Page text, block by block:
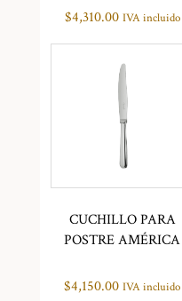
$4,310.00 IVA incluido
CUCHILLO PARA
POSTRE AMÉRICA
$4,150.00 IVA incluido